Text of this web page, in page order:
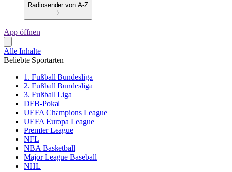
Radiosender von A-Z
App öffnen
Alle Inhalte
Beliebte Sportarten
1. Fußball Bundesliga
2. Fußball Bundesliga
3. Fußball Liga
DFB-Pokal
UEFA Champions League
UEFA Europa League
Premier League
NFL
NBA Basketball
Major League Baseball
NHL